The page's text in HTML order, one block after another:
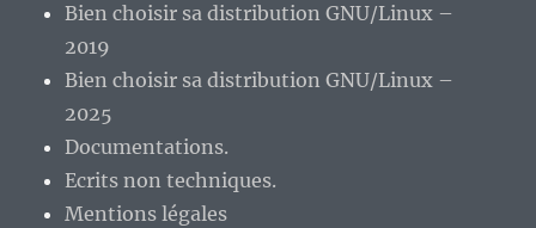
compatible
6.x.
Bien choisir sa distribution GNU/Linux –
2019
Bien choisir sa distribution GNU/Linux –
2025
Documentations.
Ecrits non techniques.
Mentions légales